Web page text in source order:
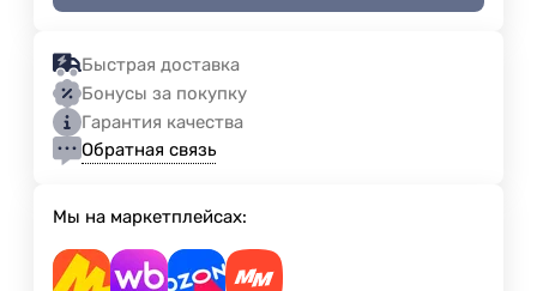
Быстрая доставка
Бонусы за покупку
Гарантия качества
Обратная связь
Мы на маркетплейсах: